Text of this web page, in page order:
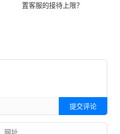
置客服的接待上限？
提交评论